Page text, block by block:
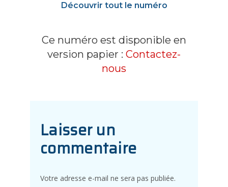
Découvrir tout le numéro
Ce numéro est disponible en
version papier : Contactez-
nous
Laisser un
commentaire
Votre adresse e-mail ne sera pas publiée.